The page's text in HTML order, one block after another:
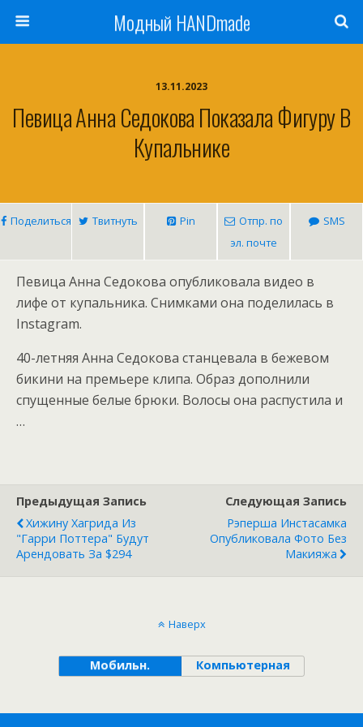
Модный HANDmade
13.11.2023
Певица Анна Седокова Показала Фигуру В
Купальнике
Поделиться Твитнуть Pin
Отпр. по
эл. почте
SMS
Певица Анна Седокова опубликовала видео в
лифе от купальника. Снимками она поделилась в
Instagram.
40-летняя Анна Седокова станцевала в бежевом
бикини на премьере клипа. Образ дополнили
спущенные белые брюки. Волосы она распустила и
…
Предыдущая Запись
Хижину Хагрида Из
"Гарри Поттера" Будут
Арендовать За $294
Следующая Запись
Рэперша Инстасамка
Опубликовала Фото Без
Макияжа
Наверх
Мобильн. Компьютерная